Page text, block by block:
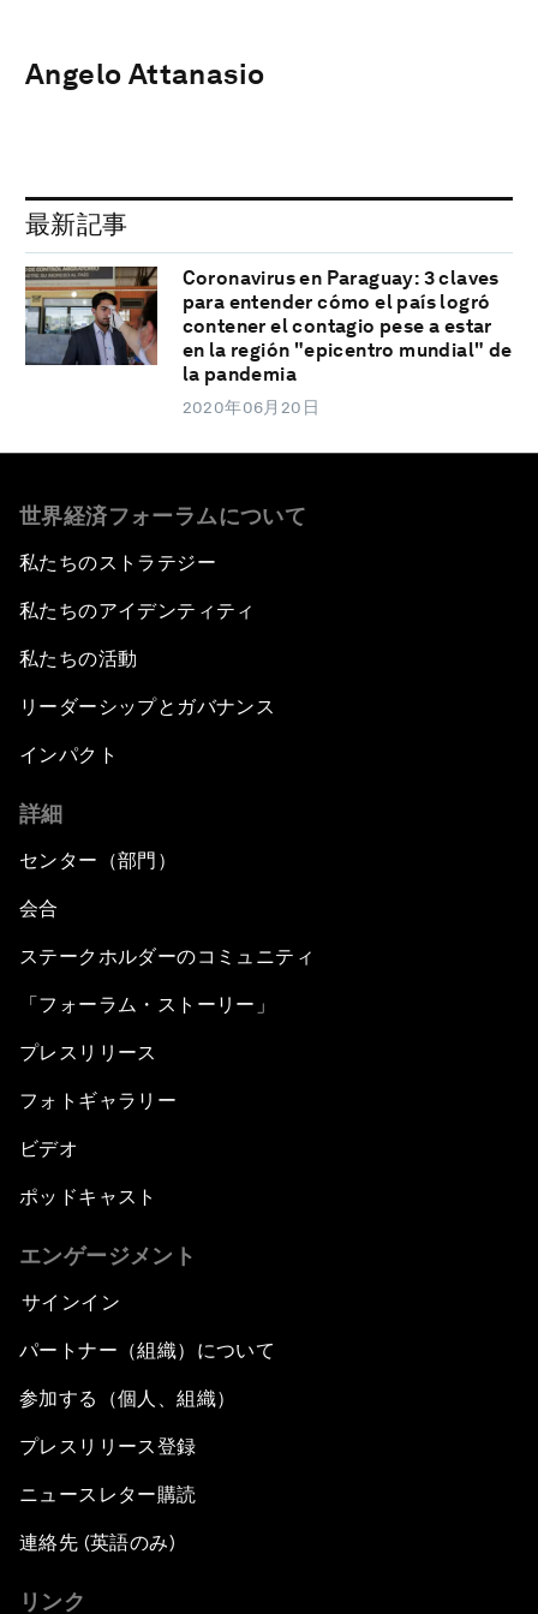
Angelo Attanasio
最新記事
Coronavirus en Paraguay: 3 claves
para entender cómo el país logró
contener el contagio pese a estar
en la región "epicentro mundial" de
la pandemia
2020年06月20日
世界経済フォーラムについて
私たちのストラテジー
私たちのアイデンティティ
私たちの活動
リーダーシップとガバナンス
インパクト
詳細
センター（部門）
会合
ステークホルダーのコミュニティ
「フォーラム・ストーリー」
プレスリリース
フォトギャラリー
ビデオ
ポッドキャスト
エンゲージメント
サインイン
パートナー（組織）について
参加する（個人、組織）
プレスリリース登録
ニュースレター購読
連絡先 (英語のみ)
リンク